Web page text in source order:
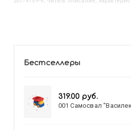
Бестселлеры
319.00 руб.
001 Самосвал